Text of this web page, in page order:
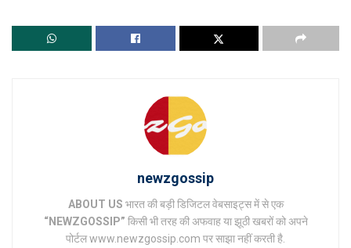
newzgossip
ABOUT US भारत की बड़ी डिजिटल वेबसाइट्स में से एक
“NEWZGOSSIP” किसी भी तरह की अफवाह या झूठी खबरों को अपने
पोर्टल www.newzgossip.com पर साझा नहीं करती है.